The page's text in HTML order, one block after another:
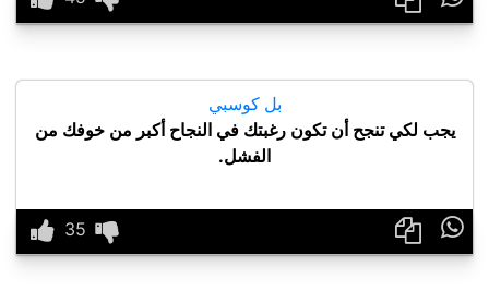
بل كوسبي
يجب لكي تنجح أن تكون رغبتك في النجاح أكبر من خوفك من
الفشل.
